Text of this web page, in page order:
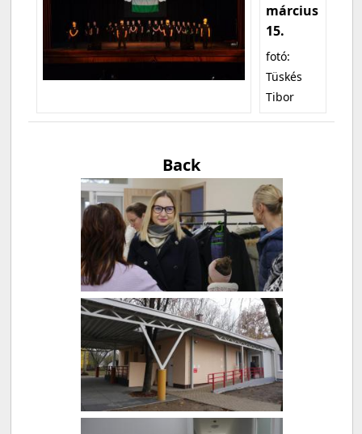
március
15.
fotó:
Tüskés
Tibor
Back